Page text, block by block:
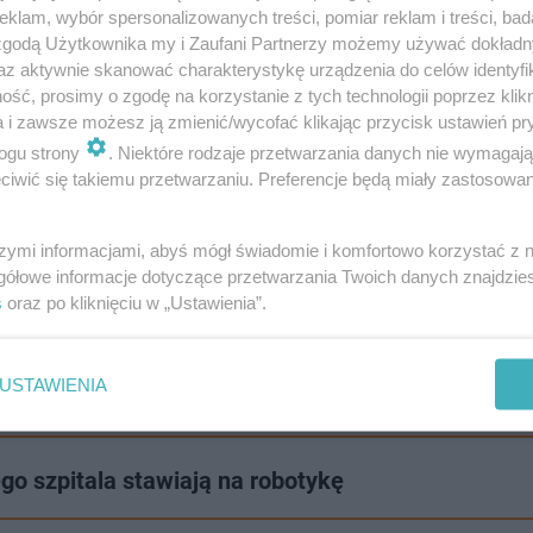
się na nowe. Mam na myśli przede wszystkim
oficjalnego przekazania sprzętu płk dr
z WHO. Za każdym razem konkretna
–
dla Lublina. Poprzednio aparatura medyczna
podkreśla dr Paloma Cuchi, dyrektorka biura WHO
szpitala stawiają na robotykę
wybór spersonalizowanych treści, pomiar reklam i treści,
Użytkownika my i Zaufani Partnerzy możemy używać
aktywnie skanować charakterystykę urządzenia do celów
prosimy o zgodę na korzystanie z tych technologii poprzez
i zawsze możesz ją zmienić/wycofać klikając przycisk ustawień
strony
. Niektóre rodzaje przetwarzania danych nie
się takiemu przetwarzaniu. Preferencje będą miały
informacjami, abyś mógł świadomie i komfortowo korzystać z
informacje dotyczące przetwarzania Twoich danych
oraz po kliknięciu w „Ustawienia”.
USTAWIENIA